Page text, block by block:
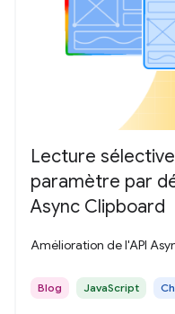
Lecture
paramètre par
Async Clipboard
Amélioration de l'API
Blog JavaScript